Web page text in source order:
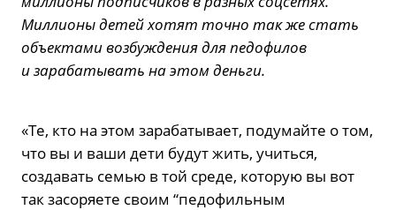
Миллионы детей хотят точно так же стать
объектами возбуждения для педофилов
и зарабатывать на этом деньги.
«Те, кто на этом зарабатывает, подумайте о том,
что вы и ваши дети будут жить, учиться,
создавать семью в той среде, которую вы вот
так засоряете своим “педофильным